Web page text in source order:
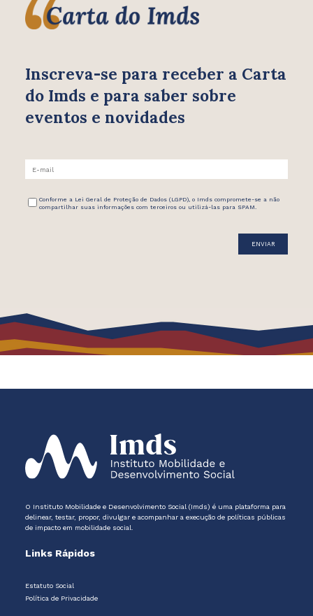
Inscreva-se para receber a Carta
do Imds e para saber sobre
eventos e novidades
Conforme a Lei Geral de Proteção de Dados (LGPD), o Imds compromete-se a não
compartilhar suas informações com terceiros ou utilizá-las para SPAM.
O Instituto Mobilidade e Desenvolvimento Social (Imds) é uma plataforma para
delinear, testar, propor, divulgar e acompanhar a execução de políticas públicas
de impacto em mobilidade social.
Links Rápidos
Estatuto Social
Política de Privacidade